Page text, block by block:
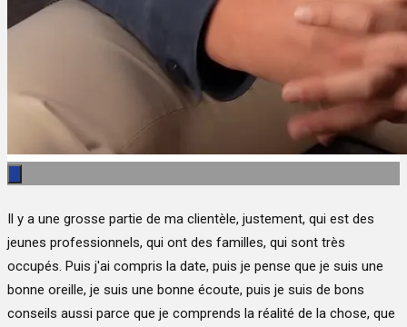
Il y a une grosse partie de ma clientèle, justement, qui est des
jeunes professionnels, qui ont des familles, qui sont très
occupés. Puis j'ai compris la date, puis je pense que je suis une
bonne oreille, je suis une bonne écoute, puis je suis de bons
conseils aussi parce que je comprends la réalité de la chose, que